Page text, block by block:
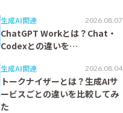
生成AI関連 2026.08.07
ChatGPT Workとは？Chat・
Codexとの違いを…
生成AI関連 2026.08.04
トークナイザーとは？生成AIサ
ービスごとの違いを比較してみ
た